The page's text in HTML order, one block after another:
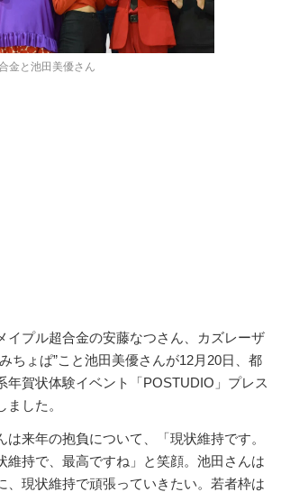
金と池田美優さん
プル超合金の安藤なつさん、カズレーザ
ちょぱ”こと池田美優さんが12月20日、都
年賀状体験イベント「POSTUDIO」プレス
した。
来年の抱負について、「現状維持です。
維持で、最高ですね」と笑顔。池田さんは
、現状維持で頑張っていきたい。若者枠は